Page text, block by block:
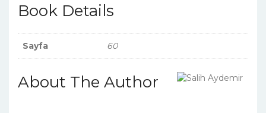
Book Details
Sayfa 60
About The Author